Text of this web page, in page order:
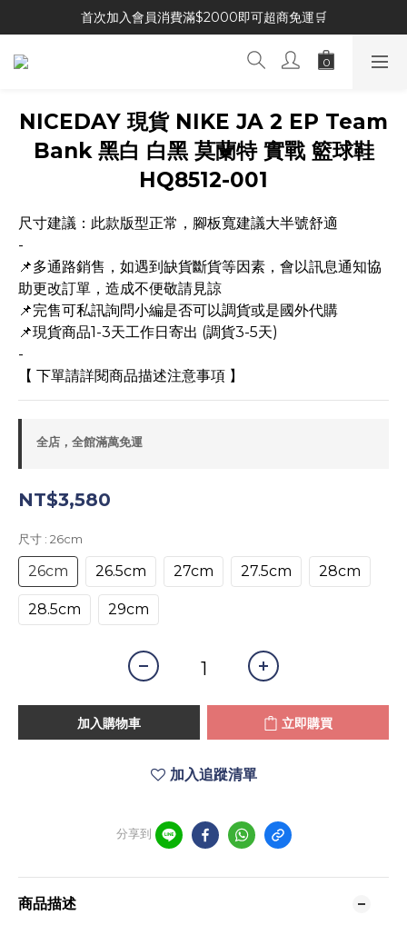
首次加入會員消費滿$2000即可超商免運🛒
NICEDAY 現貨 NIKE JA 2 EP Team
Bank 黑白 白黑 莫蘭特 實戰 籃球鞋
HQ8512-001
尺寸建議：此款版型正常，腳板寬建議大半號舒適
-
📌多通路銷售，如遇到缺貨斷貨等因素，會以訊息通知協
助更改訂單，造成不便敬請見諒
📌完售可私訊詢問小編是否可以調貨或是國外代購
📌現貨商品1-3天工作日寄出 (調貨3-5天)
-
【 下單請詳閱商品描述注意事項 】
全店，全館滿萬免運
NT$3,580
尺寸 : 26cm
26cm 26.5cm 27cm 27.5cm 28cm
28.5cm 29cm
加入購物車 立即購買
加入追蹤清單
分享到
商品描述